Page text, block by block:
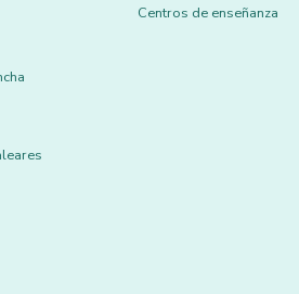
Centros de enseñanza